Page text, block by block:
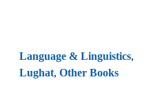
Language & Linguistics,
Lughat, Other Books